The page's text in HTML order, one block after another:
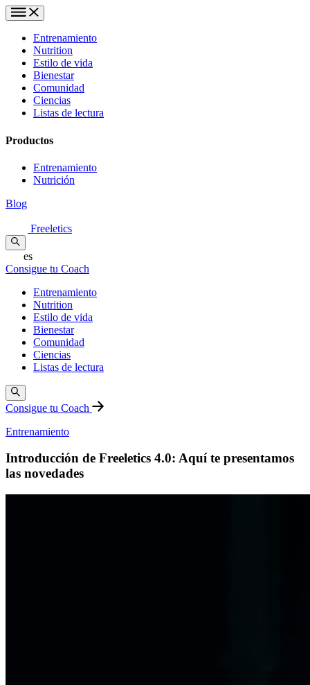
Entrenamiento
Nutrition
Estilo de vida
Bienestar
Comunidad
Ciencias
Listas de lectura
Productos
Entrenamiento
Nutrición
Blog
Freeletics
es
Consigue tu Coach
Entrenamiento
Nutrition
Estilo de vida
Bienestar
Comunidad
Ciencias
Listas de lectura
Consigue tu Coach
Entrenamiento
Introducción de Freeletics 4.0: Aquí te presentamos
las novedades